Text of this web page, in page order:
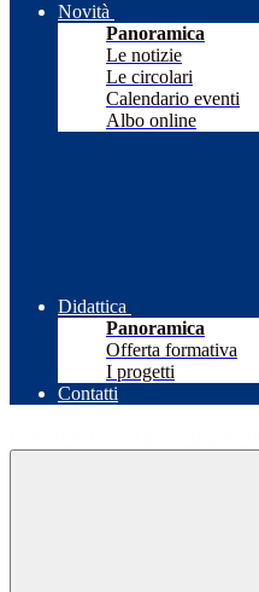
Novità
Panoramica
Le notizie
Le circolari
Calendario eventi
Albo online
Didattica
Panoramica
Offerta formativa
I progetti
Contatti